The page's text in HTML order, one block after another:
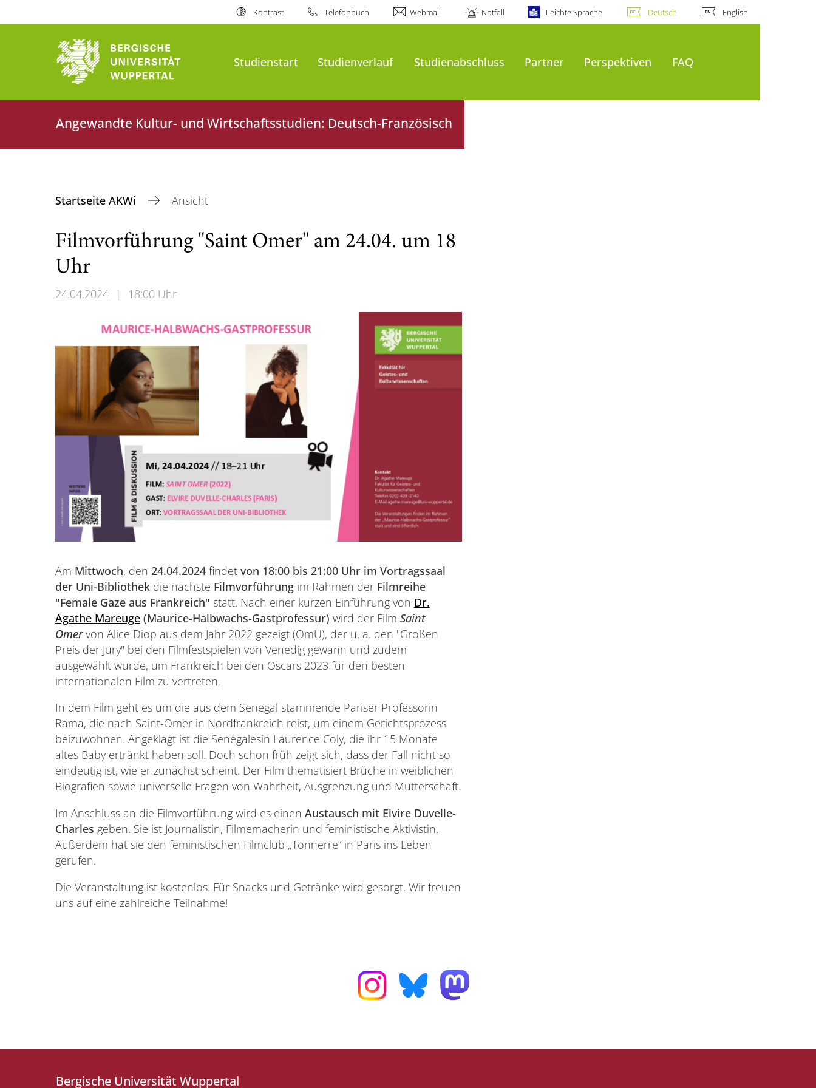
Kontrast Telefonbuch Webmail Notfall Leichte Sprache Deutsch English
Studienstart Studienverlauf Studienabschluss Partner Perspektiven FAQ
Angewandte Kultur- und Wirtschaftsstudien: Deutsch-Französisch
Startseite AKWi Ansicht
Filmvorführung "Saint Omer" am 24.04. um 18
Uhr
24.04.2024 | 18:00 Uhr
Am Mittwoch, den 24.04.2024findet von 18:00 bis 21:00 Uhr im Vortragssaal
der Uni-Bibliothekdie nächste Filmvorführung im Rahmen der Filmreihe
"Female Gaze aus Frankreich" statt. Nach einer kurzen Einführung von Dr.
Agathe Mareuge(Maurice-Halbwachs-Gastprofessur) wird der Film Saint
Omervon Alice Diop aus dem Jahr 2022 gezeigt (OmU), der u. a. den "Großen
Preis der Jury" bei den Filmfestspielen von Venedig gewann und zudem
ausgewählt wurde, um Frankreich bei den Oscars 2023 für den besten
internationalen Film zu vertreten.
In dem Film geht es um die aus dem Senegal stammende Pariser Professorin
Rama, die nach Saint-Omer in Nordfrankreich reist, um einem Gerichtsprozess
beizuwohnen. Angeklagt ist die Senegalesin Laurence Coly, die ihr 15 Monate
altes Baby ertränkt haben soll. Doch schon früh zeigt sich, dass der Fall nicht so
eindeutig ist, wie er zunächst scheint. Der Film thematisiert Brüche in weiblichen
Biografien sowie universelle Fragen von Wahrheit, Ausgrenzung und Mutterschaft.
Im Anschluss an die Filmvorführung wird es einen Austausch mit Elvire Duvelle-
Charles geben. Sie ist Journalistin, Filmemacherin und feministische Aktivistin.
Außerdem hat sie den feministischen Filmclub „Tonnerre“ in Paris ins Leben
gerufen.
Die Veranstaltung ist kostenlos. Für Snacks und Getränke wird gesorgt. Wir freuen
uns auf eine zahlreiche Teilnahme!
Bergische Universität Wuppertal